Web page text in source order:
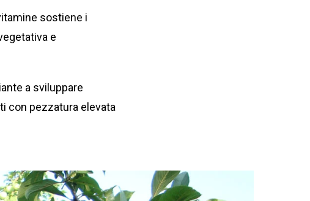
sostiene i
e
a sviluppare
con pezzatura elevata